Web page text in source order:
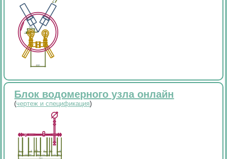
Блок водомерного узла онлайн
(чертеж и спецификация)